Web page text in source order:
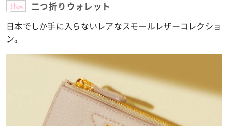
Item 二つ折りウォレット
日本でしか手に入らないレアなスモールレザーコレクショ
ン。